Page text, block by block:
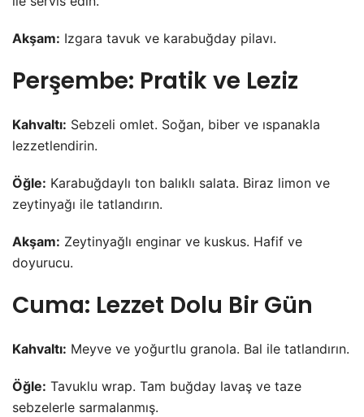
Akşam: Izgara tavuk ve karabuğday pilavı.
Perşembe: Pratik ve Leziz
Kahvaltı: Sebzeli omlet. Soğan, biber ve ıspanakla
lezzetlendirin.
Öğle: Karabuğdaylı ton balıklı salata. Biraz limon ve
zeytinyağı ile tatlandırın.
Akşam: Zeytinyağlı enginar ve kuskus. Hafif ve
doyurucu.
Cuma: Lezzet Dolu Bir Gün
Kahvaltı: Meyve ve yoğurtlu granola. Bal ile tatlandırın.
Öğle: Tavuklu wrap. Tam buğday lavaş ve taze
sebzelerle sarmalanmış.